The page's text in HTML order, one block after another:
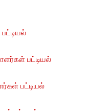
பட்டியல்
பட்டியல்